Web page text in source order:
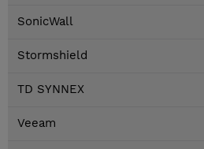
SonicWall
Stormshield
TD SYNNEX
Veeam